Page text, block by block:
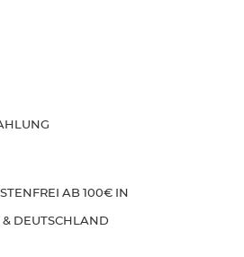
AB 100€ IN
& DEUTSCHLAND